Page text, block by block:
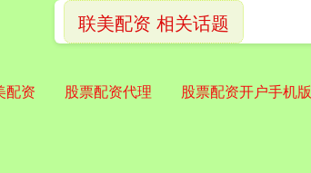
配资 股票配资代理 股票配资开户手机版
联美配资 相关话题